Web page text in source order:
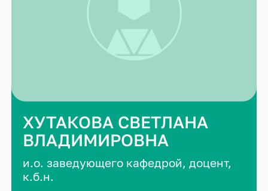
ХУТАКОВА СВЕТЛАНА
ВЛАДИМИРОВНА
и.о. заведующего кафедрой, доцент,
к.б.н.